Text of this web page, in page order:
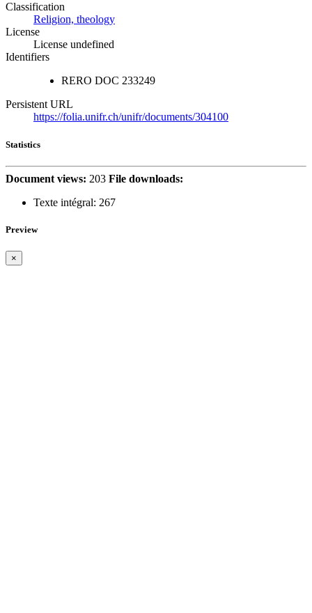
Classification
Religion, theology
License
License undefined
Identifiers
RERO DOC 233249
Persistent URL
https://folia.unifr.ch/unifr/documents/304100
Statistics
Document views: 203 File downloads:
Texte intégral: 267
Preview
×